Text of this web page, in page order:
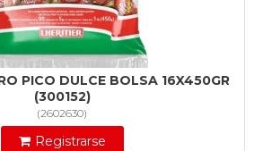
PICO DULCE BOLSA 16X450GR
(300152)
(2602630)
Registrarse